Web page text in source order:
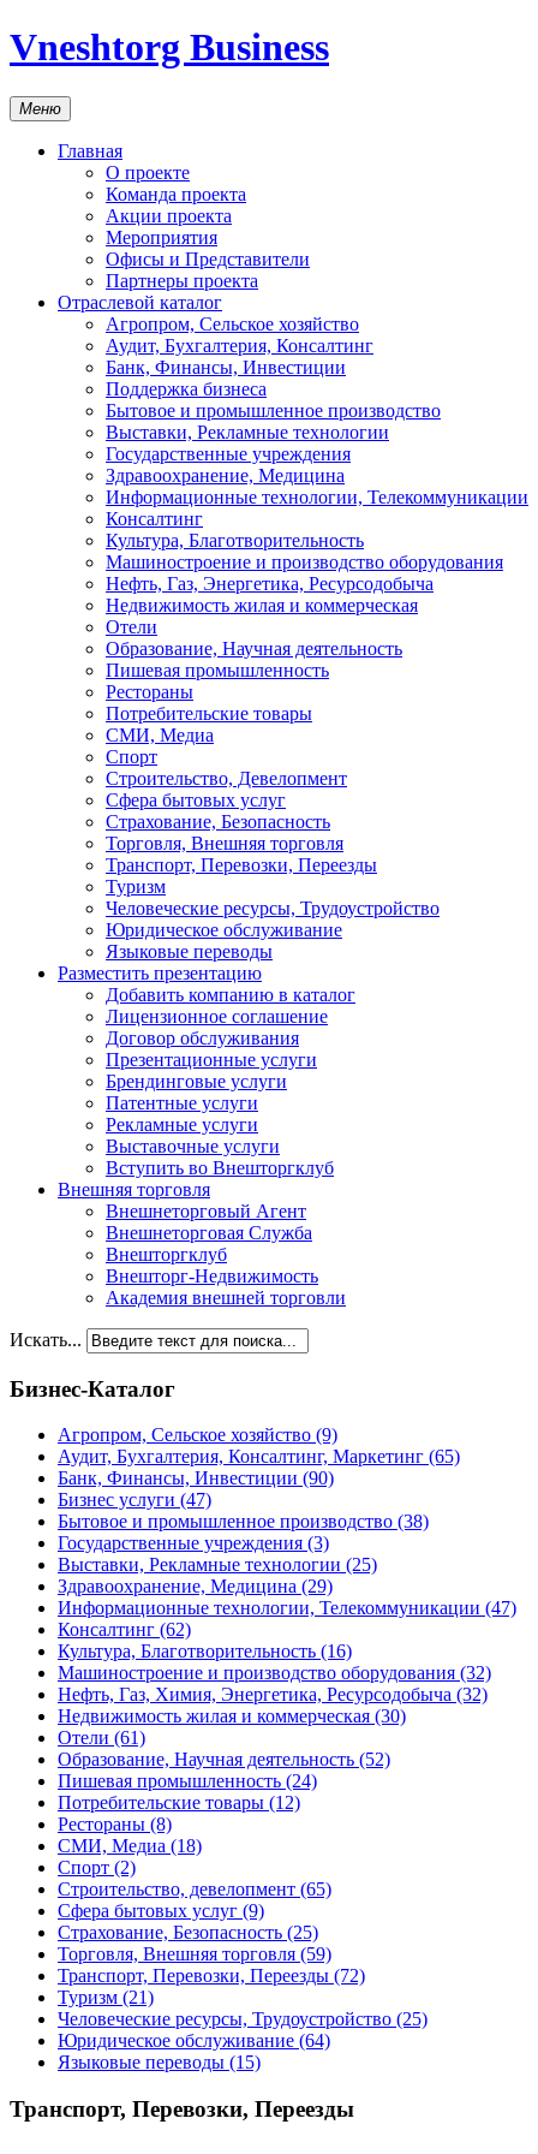
Vneshtorg Business
Меню
Главная
О проекте
Команда проекта
Акции проекта
Мероприятия
Офисы и Представители
Партнеры проекта
Отраслевой каталог
Агропром, Сельское хозяйство
Аудит, Бухгалтерия, Консалтинг
Банк, Финансы, Инвестиции
Поддержка бизнеса
Бытовое и промышленное производство
Выставки, Рекламные технологии
Государственные учреждения
Здравоохранение, Медицина
Информационные технологии, Телекоммуникации
Консалтинг
Культура, Благотворительность
Машиностроение и производство оборудования
Нефть, Газ, Энергетика, Ресурсодобыча
Недвижимость жилая и коммерческая
Отели
Образование, Научная деятельность
Пишевая промышленность
Рестораны
Потребительские товары
СМИ, Медиа
Спорт
Строительство, Девелопмент
Сфера бытовых услуг
Страхование, Безопасность
Торговля, Внешняя торговля
Транспорт, Перевозки, Переезды
Туризм
Человеческие ресурсы, Трудоустройство
Юридическое обслуживание
Языковые переводы
Разместить презентацию
Добавить компанию в каталог
Лицензионное соглашение
Договор обслуживания
Презентационные услуги
Брендинговые услуги
Патентные услуги
Рекламные услуги
Выставочные услуги
Вступить во Внешторгклуб
Внешняя торговля
Внешнеторговый Агент
Внешнеторговая Служба
Внешторгклуб
Внешторг-Недвижимость
Академия внешней торговли
Искать...
Бизнес-Каталог
Агропром, Сельское хозяйство (9)
Аудит, Бухгалтерия, Консалтинг, Маркетинг (65)
Банк, Финансы, Инвестиции (90)
Бизнес услуги (47)
Бытовое и промышленное производство (38)
Государственные учреждения (3)
Выставки, Рекламные технологии (25)
Здравоохранение, Медицина (29)
Информационные технологии, Телекоммуникации (47)
Консалтинг (62)
Культура, Благотворительность (16)
Машиностроение и производство оборудования (32)
Нефть, Газ, Химия, Энергетика, Ресурсодобыча (32)
Недвижимость жилая и коммерческая (30)
Отели (61)
Образование, Научная деятельность (52)
Пишевая промышленность (24)
Потребительские товары (12)
Рестораны (8)
СМИ, Медиа (18)
Спорт (2)
Строительство, девелопмент (65)
Сфера бытовых услуг (9)
Страхование, Безопасность (25)
Торговля, Внешняя торговля (59)
Транспорт, Перевозки, Переезды (72)
Туризм (21)
Человеческие ресурсы, Трудоустройство (25)
Юридическое обслуживание (64)
Языковые переводы (15)
Транспорт, Перевозки, Переезды